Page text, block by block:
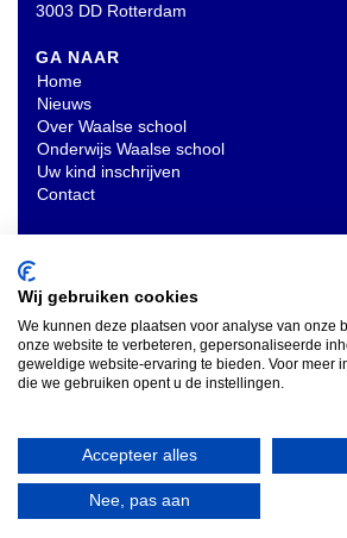
3003 DD Rotterdam
GA NAAR
Home
Nieuws
Over Waalse school
Onderwijs Waalse school
Uw kind inschrijven
Contact
INSCHRIJVEN NIEUWSBRIEF
Wij gebruiken cookies
We kunnen deze plaatsen voor analyse van onze
onze website te verbeteren, gepersonaliseerde
geweldige website-ervaring te bieden. Voor meer
die we gebruiken opent u de instellingen.
Accepteer alles
Nee, pas aan